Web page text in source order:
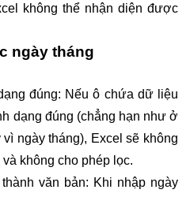
không thể nhận diện được
ngày tháng
đúng: Nếu ô chứa dữ liệu
dạng đúng (chẳng hạn như ở
ngày tháng), Excel sẽ không
không cho phép lọc.
văn bản: Khi nhập ngày